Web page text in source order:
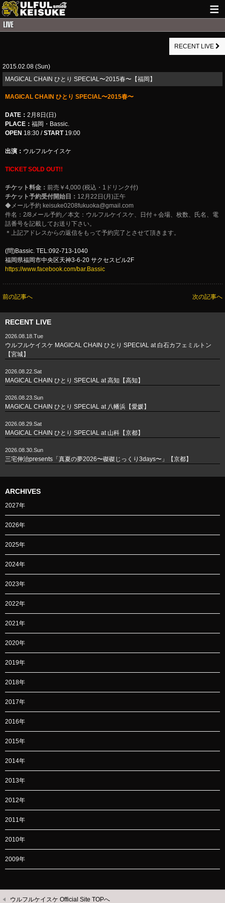
GUITAR WORKS
RECENT LIVE
2015.02.08 (Sun)
MAGICAL CHAIN ひとり SPECIAL〜2015春〜【福岡】
MAGICAL CHAIN ひとり SPECIAL〜2015春〜
DATE： 2月8日(日)
PLACE： 福岡・Bassic.
OPEN 18:30 /START19:00
出演： ウルフルケイスケ
TICKET SOLD OUT!!
チケット料金： 前売￥4,000 (税込・1ドリンク付)
チケット予約受付開始日： 12月22日(月)正午
◆メール予約 keisuke0208fukuoka@gmail.com
件名：2/8メール予約／本文：ウルフルケイスケ、日付＋会場、枚数、氏名、電
話番号を記載してお送り下さい。
＊上記アドレスからの返信をもって予約完了とさせて頂きます。
(問)Bassic. TEL:092-713-1040
福岡県福岡市中央区天神3-6-20 サクセスビル2F
https://www.facebook.com/bar.Bassic
前の記事へ 次の記事へ
RECENT LIVE
2026.08.18.Tue
ウルフルケイスケ MAGICAL CHAIN ひとり SPECIAL at 白石カフェミルトン
【宮城】
2026.08.22.Sat
MAGICAL CHAIN ひとり SPECIAL at 高知【高知】
2026.08.23.Sun
MAGICAL CHAIN ひとり SPECIAL at 八幡浜【愛媛】
2026.08.29.Sat
MAGICAL CHAIN ひとり SPECIAL at 山科【京都】
2026.08.30.Sun
三宅伸治presents「真夏の夢2026〜磔磔じっくり3days〜」【京都】
ARCHIVES
2027年
2026年
2025年
2024年
2023年
2022年
2021年
2020年
2019年
2018年
2017年
2016年
2015年
2014年
2013年
2012年
2011年
2010年
2009年
ウルフルケイスケ Official Site TOPへ